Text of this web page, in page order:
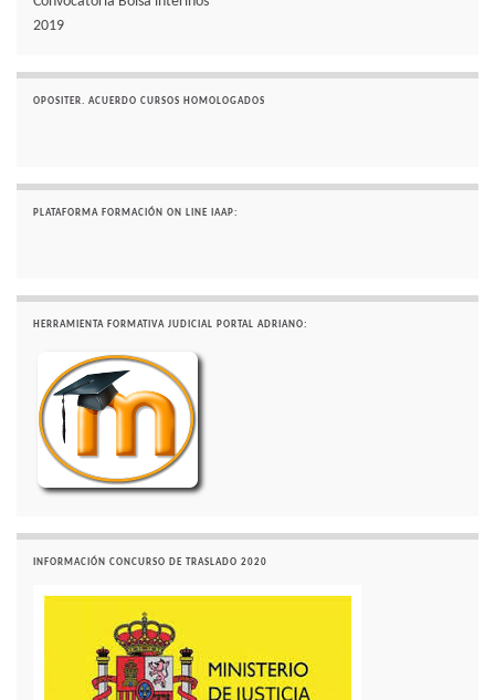
2019
OPOSITER. ACUERDO CURSOS HOMOLOGADOS
PLATAFORMA FORMACIÓN ON LINE IAAP:
HERRAMIENTA FORMATIVA JUDICIAL PORTAL ADRIANO:
INFORMACIÓN CONCURSO DE TRASLADO 2020